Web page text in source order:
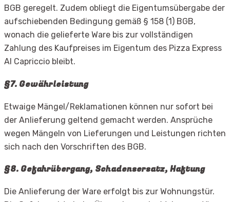
BGB geregelt. Zudem obliegt die Eigentumsübergabe der
aufschiebenden Bedingung gemäß § 158 (1) BGB,
wonach die gelieferte Ware bis zur vollständigen
Zahlung des Kaufpreises im Eigentum des Pizza Express
Al Capriccio bleibt.
§7. Gewährleistung
Etwaige Mängel/Reklamationen können nur sofort bei
der Anlieferung geltend gemacht werden. Ansprüche
wegen Mängeln von Lieferungen und Leistungen richten
sich nach den Vorschriften des BGB.
§8. Gefahrübergang, Schadensersatz, Haftung
Die Anlieferung der Ware erfolgt bis zur Wohnungstür.